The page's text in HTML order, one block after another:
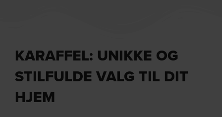
KARAFFEL: UNIKKE OG
STILFULDE VALG TIL DIT
HJEM